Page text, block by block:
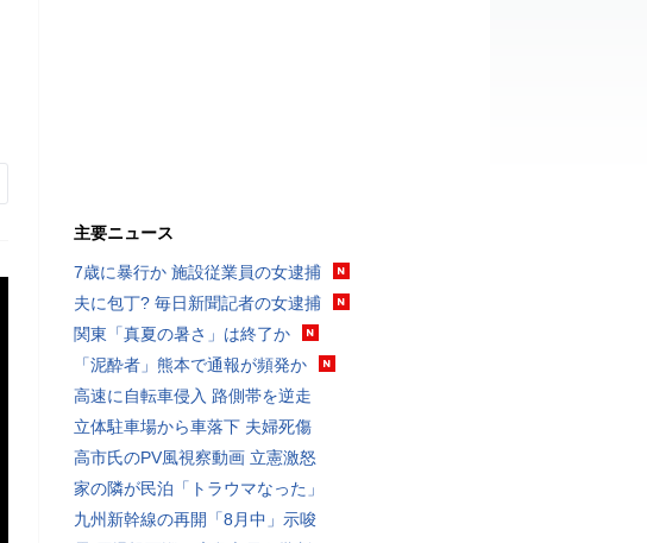
主要ニュース
7歳に暴行か 施設従業員の女逮捕
夫に包丁? 毎日新聞記者の女逮捕
関東「真夏の暑さ」は終了か
「泥酔者」熊本で通報が頻発か
高速に自転車侵入 路側帯を逆走
立体駐車場から車落下 夫婦死傷
高市氏のPV風視察動画 立憲激怒
家の隣が民泊「トラウマなった」
九州新幹線の再開「8月中」示唆